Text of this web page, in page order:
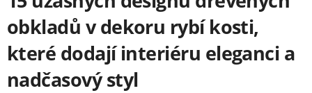
obkladů v dekoru rybí kosti,
které dodají interiéru eleganci a
nadčasový styl